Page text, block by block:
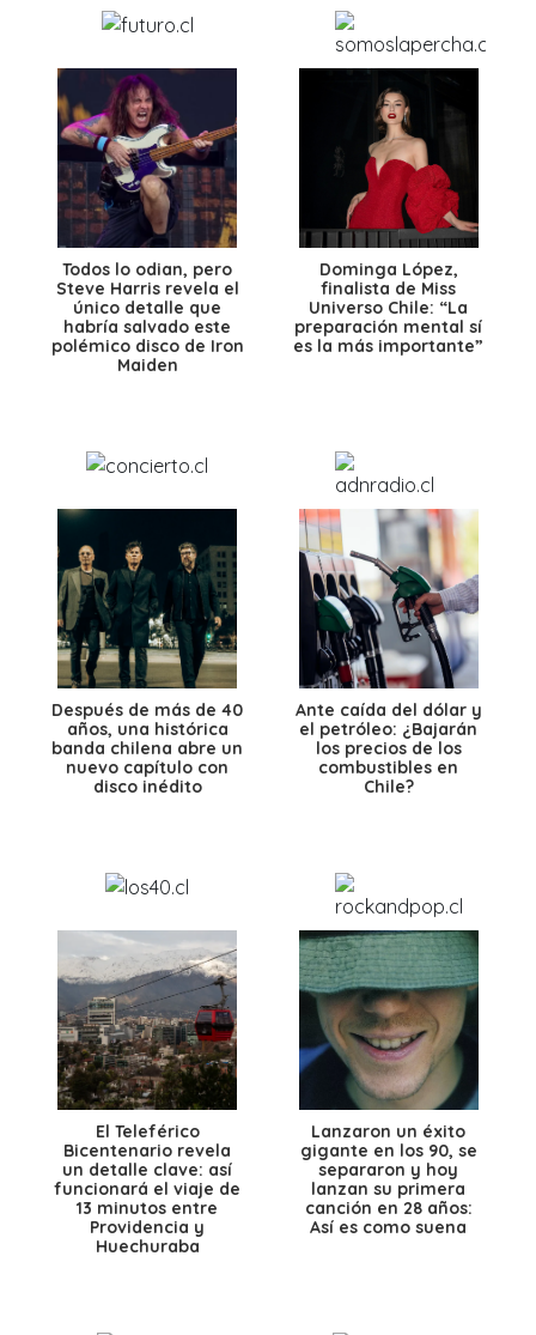
Todos lo odian, pero
Steve Harris revela el
único detalle que
habría salvado este
polémico disco de Iron
Maiden
Dominga López,
finalista de Miss
Universo Chile: “La
preparación mental sí
es la más importante”
Después de más de 40
años, una histórica
banda chilena abre un
nuevo capítulo con
disco inédito
Ante caída del dólar y
el petróleo: ¿Bajarán
los precios de los
combustibles en
Chile?
El Teleférico
Bicentenario revela
un detalle clave: así
funcionará el viaje de
13 minutos entre
Providencia y
Huechuraba
Lanzaron un éxito
gigante en los 90, se
separaron y hoy
lanzan su primera
canción en 28 años:
Así es como suena